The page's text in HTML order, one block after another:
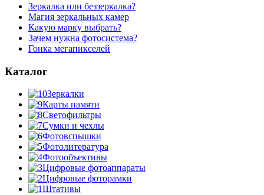
Зеркалка или беззеркалка?
Магия зеркальных камер
Какую марку выбрать?
Зачем нужна фотосистема?
Гонка мегапикселей
Каталог
Зеркалки
Карты памяти
Светофильтры
Сумки и чехлы
Фотовспышки
Фотолитература
Фотообъективы
Цифровые фотоаппараты
Цифровые фоторамки
Штативы